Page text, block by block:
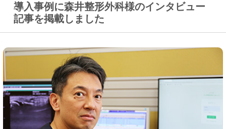
導入事例に森井整形外科様のインタビュー
記事を掲載しました